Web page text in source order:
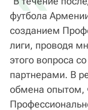
футбола
созданием
лиги, проводя
этого вопроса
партнерами. В
обмена опытом,